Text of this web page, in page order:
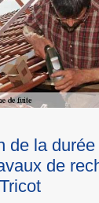
de
il d’une